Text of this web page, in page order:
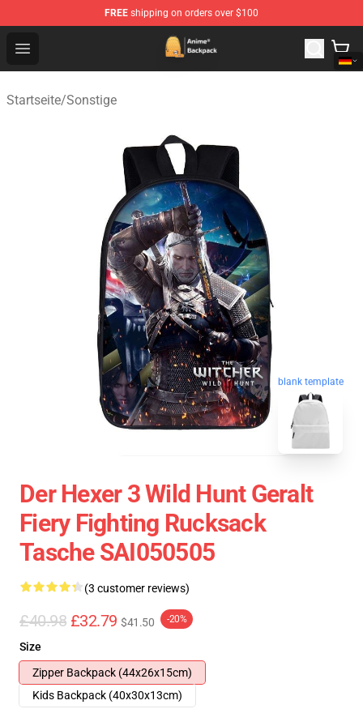
FREE shipping on orders over $100
Open menu
Anime Backpack Shop - Official Anime Backpack Store
Startseite/Sonstige
blank template
Der Hexer 3 Wild Hunt Geralt
Fiery Fighting Rucksack
Tasche SAI050505
(3 customer reviews)
£40.98 £32.79 $41.50 -20%
Size
Zipper Backpack (44x26x15cm)
Kids Backpack (40x30x13cm)